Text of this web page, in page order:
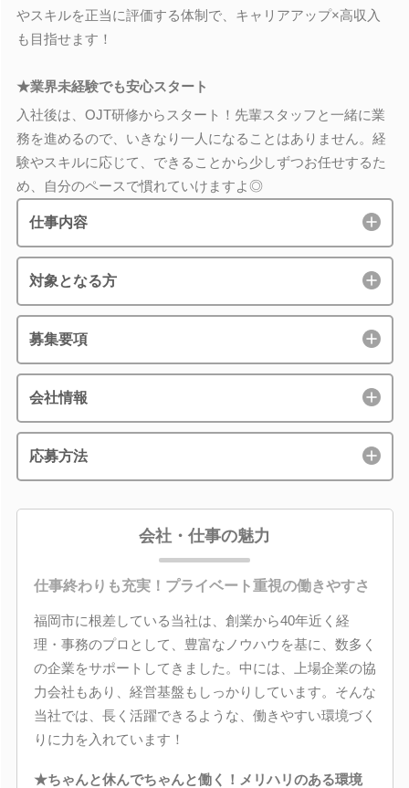
やスキルを正当に評価する体制で、キャリアアップ×高収入
も目指せます！
★業界未経験でも安心スタート
入社後は、OJT研修からスタート！先輩スタッフと一緒に業
務を進めるので、いきなり一人になることはありません。経
験やスキルに応じて、できることから少しずつお任せするた
め、自分のペースで慣れていけますよ◎
仕事内容
対象となる方
募集要項
会社情報
応募方法
会社・仕事の魅力
仕事終わりも充実！プライベート重視の働きやすさ
福岡市に根差している当社は、創業から40年近く経
理・事務のプロとして、豊富なノウハウを基に、数多く
の企業をサポートしてきました。中には、上場企業の協
力会社もあり、経営基盤もしっかりしています。そんな
当社では、長く活躍できるような、働きやすい環境づく
りに力を入れています！
★ちゃんと休んでちゃんと働く！メリハリのある環境